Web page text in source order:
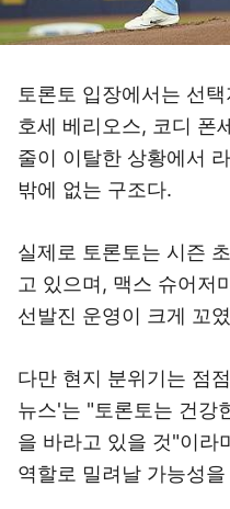
토론토 입장에서는 선
호세 베리오스, 코디 폰
줄이 이탈한 상황에서
밖에 없는 구조다.
실제로 토론토는 시즌
고 있으며, 맥스 슈어저
선발진 운영이 크게 꼬
다만 현지 분위기는 점
뉴스'는 "토론토는 건강
을 바라고 있을 것"이라
역할로 밀려날 가능성